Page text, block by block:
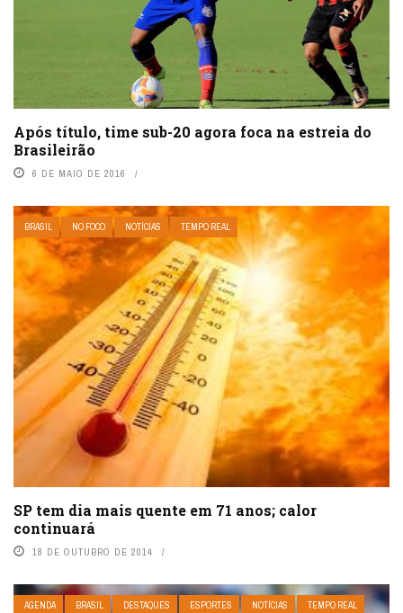
Após título, time sub-20 agora foca na estreia do
Brasileirão
6 DE MAIO DE 2016
BRASIL NO FOCO NOTÍCIAS TEMPO REAL
SP tem dia mais quente em 71 anos; calor
continuará
18 DE OUTUBRO DE 2014
AGENDA BRASIL DESTAQUES ESPORTES NOTÍCIAS TEMPO REAL